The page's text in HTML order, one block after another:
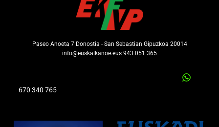
Paseo Anoeta 7 Donostia - San Sebastian Gipuzkoa 20014
info@euskalkanoe.eus 943 051 365
670 340 765